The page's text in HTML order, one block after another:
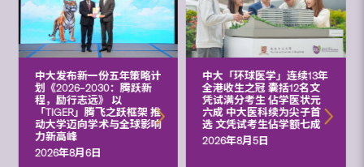
中大发布新一份五年策略计
划《2026‒2030：腾跃新
程，励行志远》 以
「TIGER」腾飞之跃框架 推
动大学迈向学术与全球影响
力新高峰
2026年8月6日
中大「环球医学」连续13年
全港收生之冠 囊括12名文
凭试满分考生 佔学医状元
六成 中大医科续为尖子首
选 文凭试考生佔学额七成
2026年8月5日